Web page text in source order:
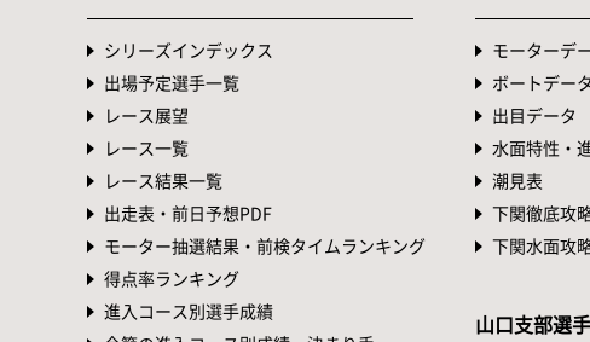
シリーズインデックス
出場予定選手一覧
レース展望
レース一覧
レース結果一覧
出走表・前日予想PDF
モーター抽選結果・前検タイムランキング
得点率ランキング
進入コース別選手成績
モーターデ
ボートデータ
出目データ
水面特性・
潮見表
下関徹底攻
下関水面攻
山口支部選